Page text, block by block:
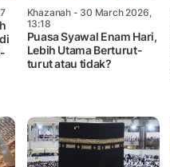
Khazanah- 30 March 2026,
13:18
Puasa Syawal Enam Hari,
Lebih Utama Berturut-
turut atau tidak?